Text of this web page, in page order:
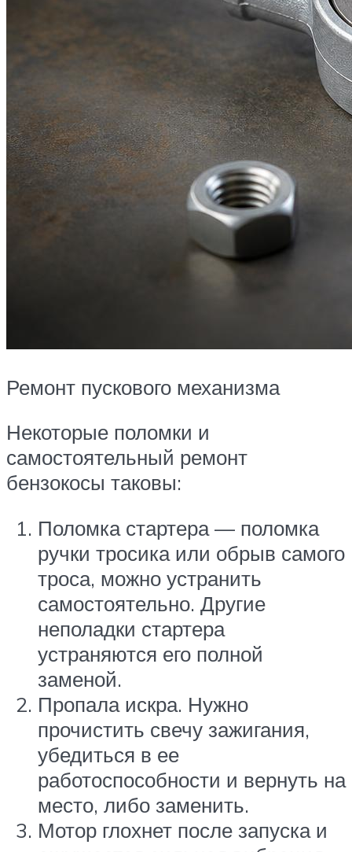
Ремонт пускового механизма
Некоторые поломки и
самостоятельный ремонт
бензокосы таковы:
Поломка стартера — поломка
ручки тросика или обрыв самого
троса, можно устранить
самостоятельно. Другие
неполадки стартера
устраняются его полной
заменой.
Пропала искра. Нужно
прочистить свечу зажигания,
убедиться в ее
работоспособности и вернуть на
место, либо заменить.
Мотор глохнет после запуска и